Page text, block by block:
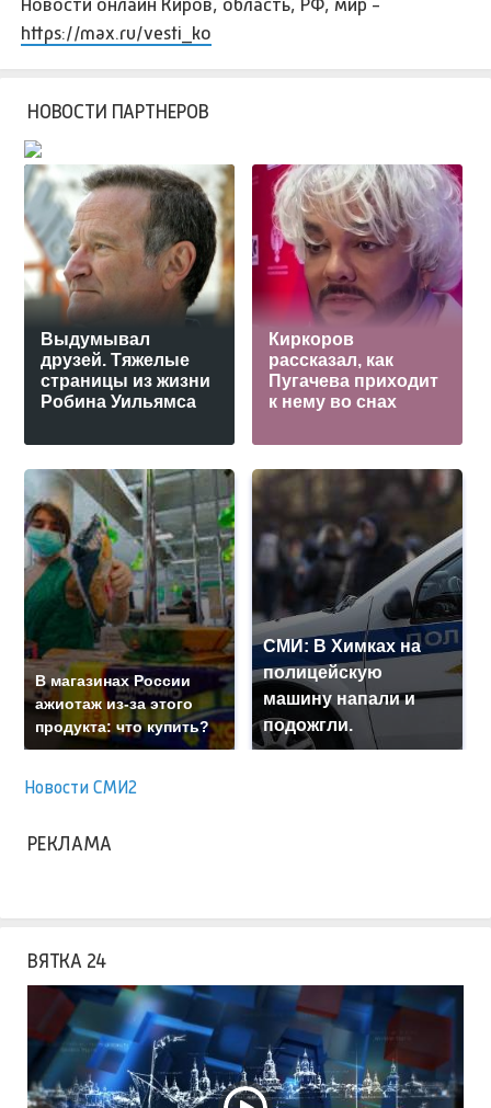
https://max.ru/vesti_ko
НОВОСТИ ПАРТНЕРОВ
Выдумывал
друзей. Тяжелые
страницы из жизни
Робина Уильямса
Киркоров
рассказал, как
Пугачева приходит
к нему во снах
В магазинах России
ажиотаж из-за этого
продукта: что купить?
СМИ: В Химках на
полицейскую
машину напали и
подожгли.
Новости СМИ2
РЕКЛАМА
ВЯТКА 24